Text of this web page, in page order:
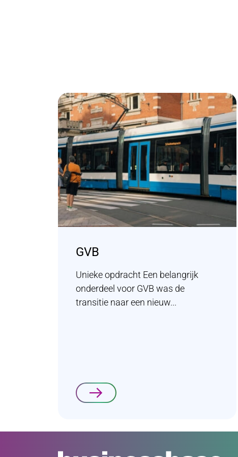
GVB
Unieke opdracht Een belangrijk
onderdeel voor GVB was de
transitie naar een nieuw...
Lees verder